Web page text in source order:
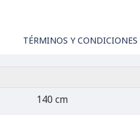
TÉRMINOS Y CONDICIONES
140 cm